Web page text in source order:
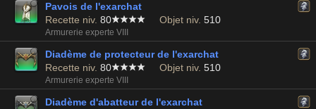
Pavois de l'exarchat
Recette niv. 80 Objet niv. 510
Armurerie experte VIII
Diadème de protecteur de l'exarchat
Recette niv. 80 Objet niv. 510
Armurerie experte VIII
Diadème d'abatteur de l'exarchat